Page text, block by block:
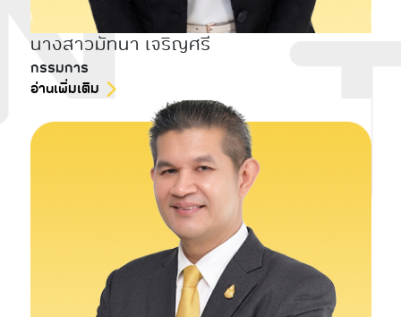
นางสาวมัทนา เจริญศรี
กรรมการ
อ่านเพิ่มเติม